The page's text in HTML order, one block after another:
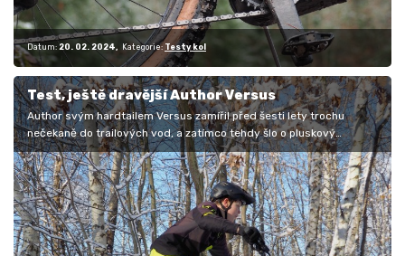
Datum: 20. 02. 2024 Kategorie: Testy kol
Test, ještě dravější Author Versus
Author svým hardtailem Versus zamířil před šesti lety trochu
nečekaně do trailových vod, a zatímco tehdy šlo o pluskový
hardtail, aktuální…